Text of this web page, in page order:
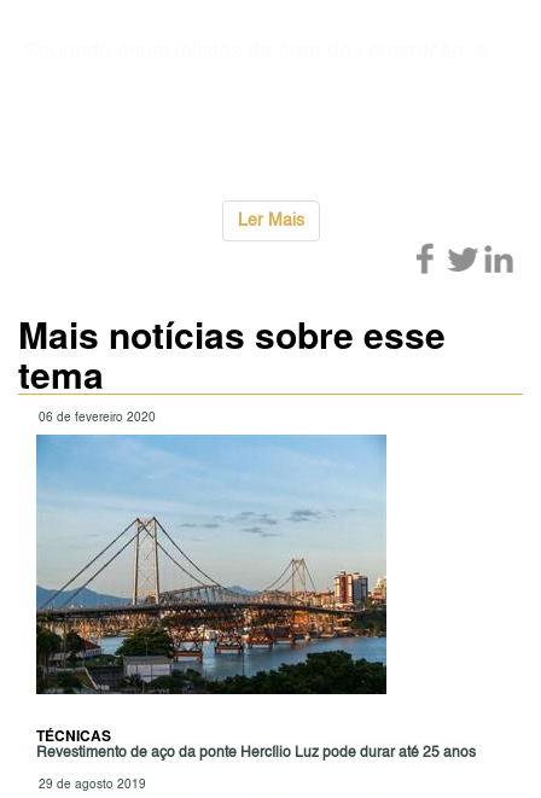
Ler Mais
Mais notícias sobre esse
tema
06 de fevereiro 2020
TÉCNICAS
Revestimento de aço da ponte Hercílio Luz pode durar até 25 anos
29 de agosto 2019